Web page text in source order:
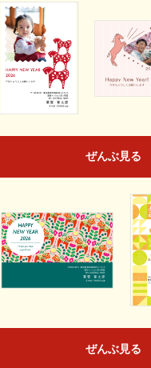
ぜんぶ見る
ぜんぶ見る